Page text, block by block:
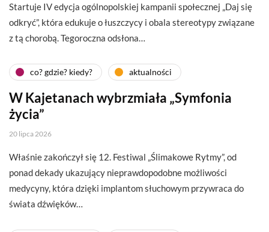
Startuje IV edycja ogólnopolskiej kampanii społecznej „Daj się
odkryć”, która edukuje o łuszczycy i obala stereotypy związane
z tą chorobą. Tegoroczna odsłona…
co? gdzie? kiedy? aktualności
W Kajetanach wybrzmiała „Symfonia
życia”
20 lipca 2026
Właśnie zakończył się 12. Festiwal „Ślimakowe Rytmy”, od
ponad dekady ukazujący nieprawdopodobne możliwości
medycyny, która dzięki implantom słuchowym przywraca do
świata dźwięków…